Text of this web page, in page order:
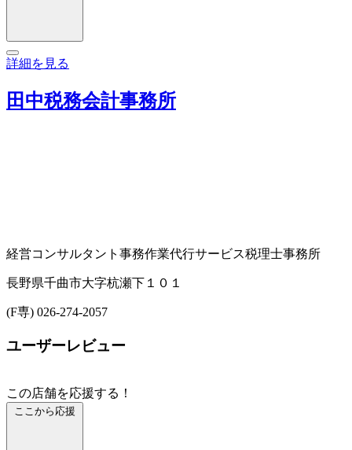
詳細を見る
田中税務会計事務所
経営コンサルタント 事務作業代行サービス税理士事務所
長野県千曲市大字杭瀬下１０１
(F専) 026-274-2057
ユーザーレビュー
この店舗を応援する！
ここから応援